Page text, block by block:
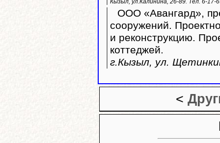
Кызыл, ул.Калинина, 26-89. Тел. 6-17-
ООО «Авангард»,
сооружений.
и реконструкцию.
коттеджей.
г.Кызыл, ул.
<